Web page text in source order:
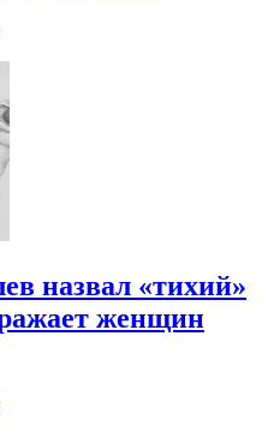
назвал «тихий»
женщин